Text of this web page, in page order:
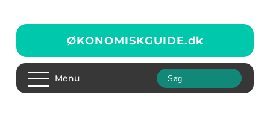
ØKONOMISKGUIDE.dk
Menu